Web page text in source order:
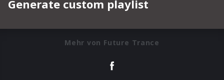
Mehr von Future Trance